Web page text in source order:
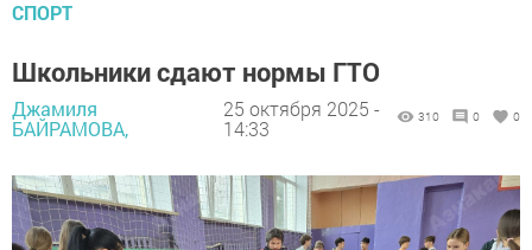
СПОРТ
Школьники сдают нормы ГТО
Джамиля
БАЙРАМОВА,
25 октября 2025 -
14:33
310 0 0